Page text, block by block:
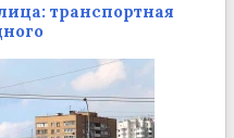
транспортная